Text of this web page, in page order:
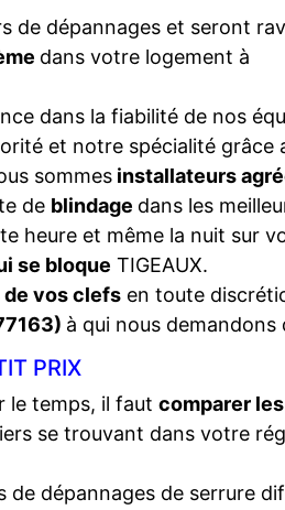
de dépannages et seront
dans votre logement à
dans la fiabilité de nos
et notre spécialité grâce
sommes installateurs
de blindage dans les
heure et même la nuit sur
se bloque TIGEAUX.
vos clefs en toute
à qui nous demandons
PRIX
le temps, il faut comparer
se trouvant dans votre
dépannages de serrure